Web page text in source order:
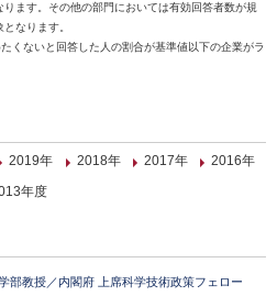
ます。その他の部門においては有効回答者数が規
なります。
くないと回答した人の割合が基準値以下の企業がラ
2019年 2018年 2017年
2016年
年度
部教授／内閣府 上席科学技術政策フェロー